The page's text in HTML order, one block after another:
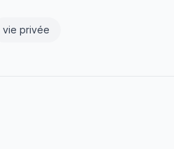
vie privée